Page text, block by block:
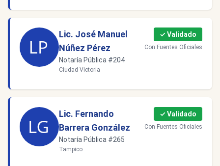
Lic. José Manuel
Núñez Pérez
Notaría Pública #204
Ciudad Victoria
✓ Validado
Con Fuentes Oficiales
Lic. Fernando
Barrera González
Notaría Pública #265
Tampico
✓ Validado
Con Fuentes Oficiales